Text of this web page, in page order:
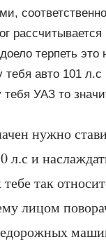
рассчитывается
терпеть это
авто 101 л.с
УАЗ то
нужно
л.с и
тебе так
лицом